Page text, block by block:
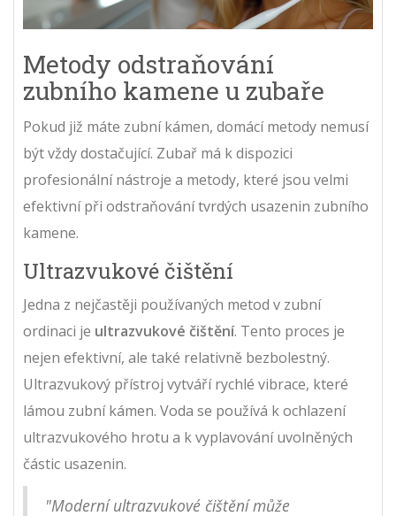
Metody odstraňování
zubního kamene u zubaře
Pokud již máte zubní kámen, domácí metody nemusí
být vždy dostačující. Zubař má k dispozici
profesionální nástroje a metody, které jsou velmi
efektivní při odstraňování tvrdých usazenin zubního
kamene.
Ultrazvukové čištění
Jedna z nejčastěji používaných metod v zubní
ordinaci je ultrazvukové čištění. Tento proces je
nejen efektivní, ale také relativně bezbolestný.
Ultrazvukový přístroj vytváří rychlé vibrace, které
lámou zubní kámen. Voda se používá k ochlazení
ultrazvukového hrotu a k vyplavování uvolněných
částic usazenin.
"Moderní ultrazvukové čištění může